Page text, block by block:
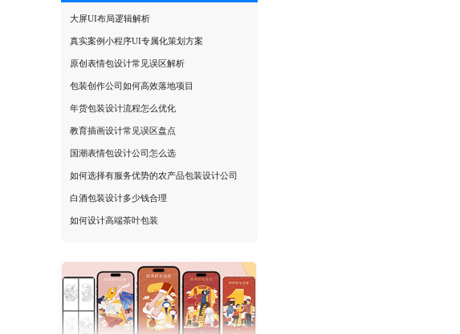
大屏UI布局逻辑解析
真实案例小程序UI专属化策划方案
原创表情包设计常见误区解析
包装创作公司如何高效落地项目
年货包装设计流程怎么优化
教育插画设计常见误区盘点
国潮表情包设计公司怎么选
如何选择有服务优势的农产品包装设计公司
白酒包装设计多少钱合理
如何设计高端茶叶包装